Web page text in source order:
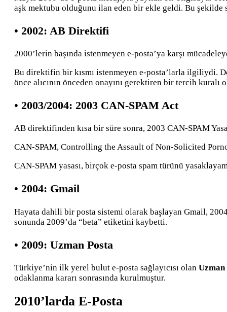
aşk mektubu olduğunu ilan eden bir ekle geldi. Bu
• 2002: AB Direktifi
2000’lerin başında istenmeyen e-posta’ya karşı
Bu direktifin bir kısmı istenmeyen e-posta’larla ilgiliydi.
önce alıcının önceden onayını gerektiren bir tercih kuralı
• 2003/2004: 2003 CAN-SPAM Act
AB direktifinden kısa bir süre sonra, 2003 CAN-SPAM
CAN-SPAM, Controlling the Assault of Non-Solicited
CAN-SPAM yasası, birçok e-posta spam türünü
• 2004: Gmail
Hayata dahili bir posta sistemi olarak başlayan Gmail,
sonunda 2009’da “beta” etiketini kaybetti.
• 2009: Uzman Posta
Türkiye’nin ilk yerel bulut e-posta sağlayıcısı olan Uzman
odaklanma kararı sonrasında kurulmuştur.
2010’larda E-Posta